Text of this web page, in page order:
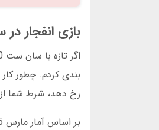
بازی انفجار در
بندی کردم. چطور
رخ دهد، شرط شما